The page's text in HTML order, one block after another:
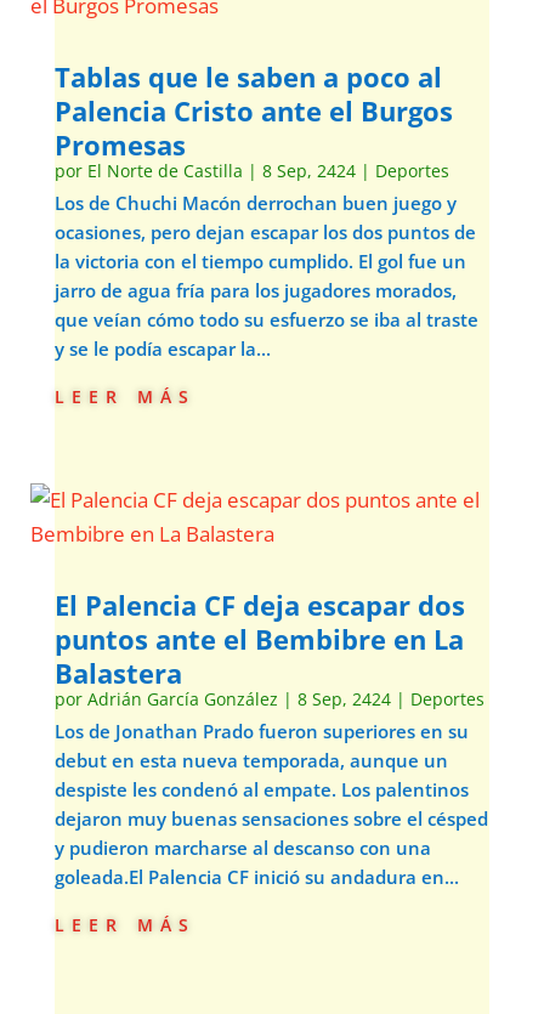
Tablas que le saben a poco al
Palencia Cristo ante el Burgos
Promesas
por El Norte de Castilla | 8 Sep, 2424| Deportes
Los de Chuchi Macón derrochan buen juego y
ocasiones, pero dejan escapar los dos puntos de
la victoria con el tiempo cumplido. El gol fue un
jarro de agua fría para los jugadores morados,
que veían cómo todo su esfuerzo se iba al traste
y se le podía escapar la...
leer más
El Palencia CF deja escapar dos
puntos ante el Bembibre en La
Balastera
por Adrián García González | 8 Sep, 2424| Deportes
Los de Jonathan Prado fueron superiores en su
debut en esta nueva temporada, aunque un
despiste les condenó al empate. Los palentinos
dejaron muy buenas sensaciones sobre el césped
y pudieron marcharse al descanso con una
goleada.El Palencia CF inició su andadura en...
leer más